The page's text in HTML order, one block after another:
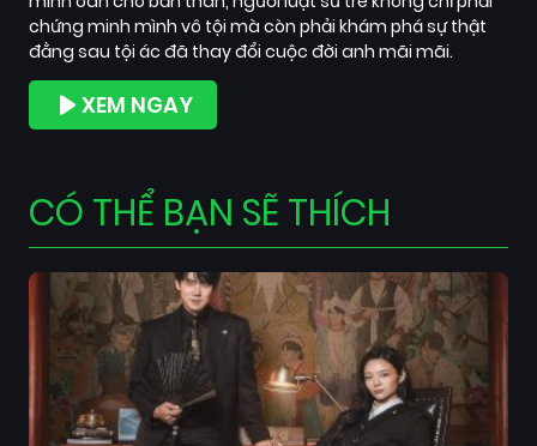
chứng minh mình vô tội mà còn phải khám phá sự thật
đằng sau tội ác đã thay đổi cuộc đời anh mãi mãi.
XEM NGAY
CÓ THỂ BẠN SẼ THÍCH